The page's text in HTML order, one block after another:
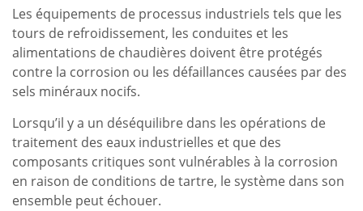
Les équipements de processus industriels tels que les
tours de refroidissement, les conduites et les
alimentations de chaudières doivent être protégés
contre la corrosion ou les défaillances causées par des
sels minéraux nocifs.
Lorsqu’il y a un déséquilibre dans les opérations de
traitement des eaux industrielles et que des
composants critiques sont vulnérables à la corrosion
en raison de conditions de tartre, le système dans son
ensemble peut échouer.